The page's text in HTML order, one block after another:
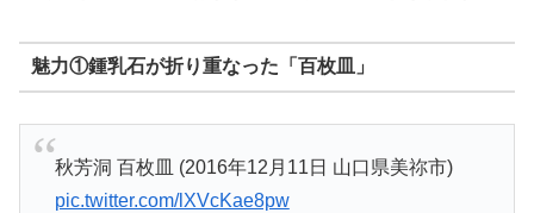
魅力①鍾乳石が折り重なった「百枚皿」
秋芳洞 百枚皿 (2016年12月11日 山口県美祢市)
pic.twitter.com/lXVcKae8pw